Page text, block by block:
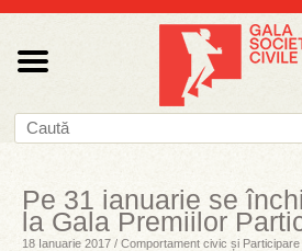
Pe 31 ianuarie se
la Gala Premiilor
18 Ianuarie 2017 / Comportament civic și